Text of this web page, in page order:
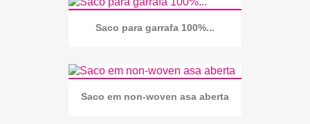
Saco para garrafa 100%...
Saco em non-woven asa aberta